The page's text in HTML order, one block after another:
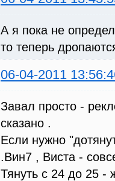
А я пока не
то теперь
06-04-2011
Завал просто -
сказано .
Если нужно
.Вин7 , Виста -
Тянуть с 24 до 25 -